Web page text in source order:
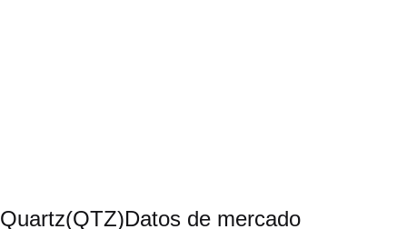
Quartz(QTZ)Datos de mercado